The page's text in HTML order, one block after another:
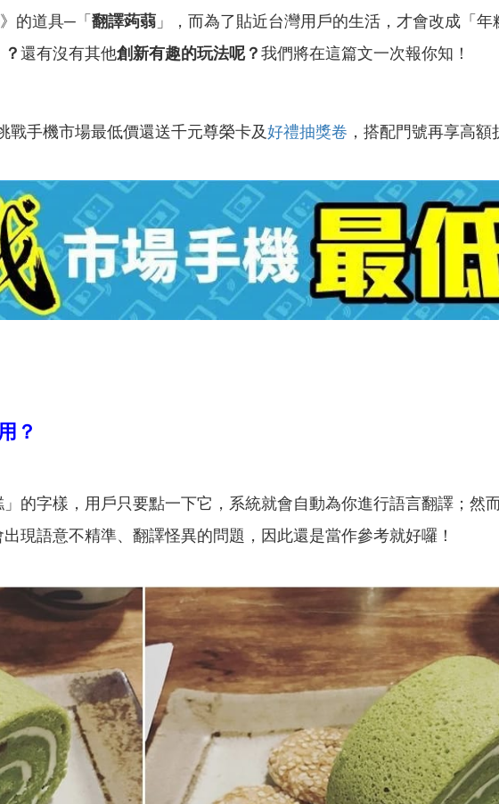
》的道具─「 翻譯蒟蒻 」，而為了貼近台灣用戶的生活，才會改成「年
？ 還有沒有其他創新有趣的玩法呢？ 我們將在這篇文一次報你知！
戰手機市場最低價還送千元尊榮卡及好禮抽獎卷 ，搭配門號再享高
？
字樣，用戶只要點一下它，系統就會自動為你進行語言翻譯；然
現語意不精準、翻譯怪異的問題，因此還是當作參考就好囉！